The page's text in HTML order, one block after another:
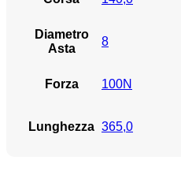
Diametro
Asta
8
Forza 100N
Lunghezza 365,0